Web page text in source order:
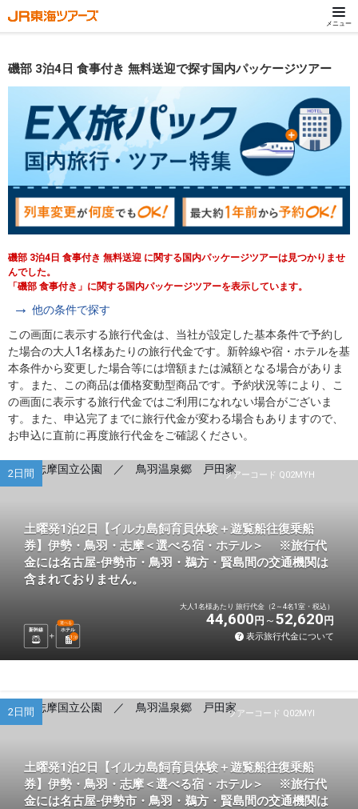
メニュー
磯部 3泊4日 食事付き 無料送迎で探す国内パッケージツアー
磯部 3泊4日 食事付き 無料送迎 に関する国内パッケージツアーは見つかりませ
んでした。
「磯部 食事付き」に関する国内パッケージツアーを表示しています。
他の条件で探す
この画面に表示する旅行代金は、当社が設定した基本条件で予約し
た場合の大人1名様あたりの旅行代金です。新幹線や宿・ホテルを基
本条件から変更した場合等には増額または減額となる場合がありま
す。また、この商品は価格変動型商品です。予約状況等により、こ
の画面に表示する旅行代金ではご利用になれない場合がございま
す。また、申込完了までに旅行代金が変わる場合もありますので、
お申込に直前に再度旅行代金をご確認ください。
ツアーコード Q02MYH
2日間
土曜発1泊2日【イルカ島飼育員体験＋遊覧船往復乗船
券】伊勢・鳥羽・志摩＜選べる宿・ホテル＞ ※旅行代
金には名古屋-伊勢市・鳥羽・鵜方・賢島間の交通機関は
含まれておりません。
新幹線 ホテル
選べる
1 泊
大人1名様あたり 旅行代金（2～4名1室・税込）
44,600 円 52,620 円
表示旅行代金について
ツアーコード Q02MYI
2日間
土曜発1泊2日【イルカ島飼育員体験＋遊覧船往復乗船
券】伊勢・鳥羽・志摩＜選べる宿・ホテル＞ ※旅行代
金には名古屋-伊勢市・鳥羽・鵜方・賢島間の交通機関は